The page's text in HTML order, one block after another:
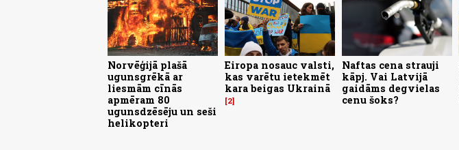
Norvēģijā plašā
ugunsgrēkā ar
liesmām cīnās
apmēram 80
ugunsdzēsēju un seši
helikopteri
Eiropa nosauc valsti,
kas varētu ietekmēt
kara beigas Ukrainā
2
Naftas cena strauji
kāpj. Vai Latvijā
gaidāms degvielas
cenu šoks?